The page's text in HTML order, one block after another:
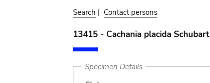
Search | Contact persons
13415 - Cachania placida Schubart
Specimen Details